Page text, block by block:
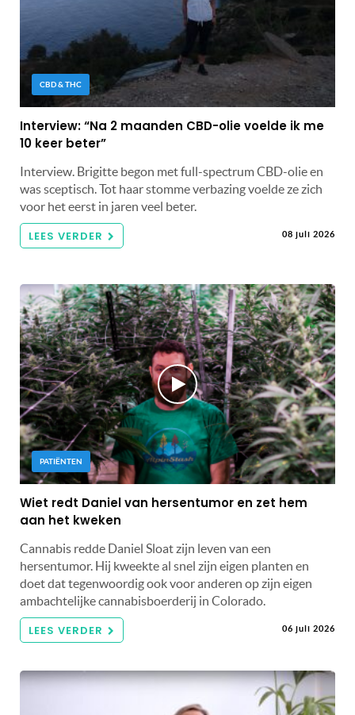
CBD & THC
Interview: “Na 2 maanden CBD-olie voelde ik me
10 keer beter”
Interview. Brigitte begon met full-spectrum CBD-olie en
was sceptisch. Tot haar stomme verbazing voelde ze zich
voor het eerst in jaren veel beter.
LEES VERDER 08 juli 2026
PATIËNTEN
Wiet redt Daniel van hersentumor en zet hem
aan het kweken
Cannabis redde Daniel Sloat zijn leven van een
hersentumor. Hij kweekte al snel zijn eigen planten en
doet dat tegenwoordig ook voor anderen op zijn eigen
ambachtelijke cannabisboerderij in Colorado.
LEES VERDER 06 juli 2026